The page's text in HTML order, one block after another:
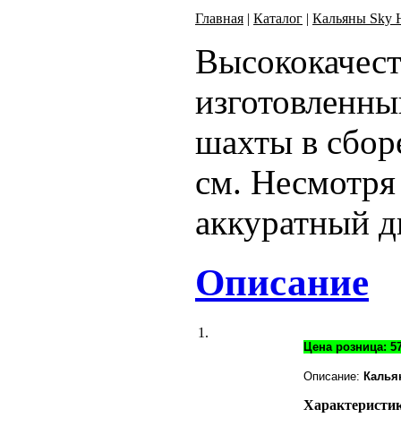
Главная | Каталог | Кальяны Sky
шахты в
см. Несмотря
аккуратный
Описание
1.
Цена розница:
Описание: